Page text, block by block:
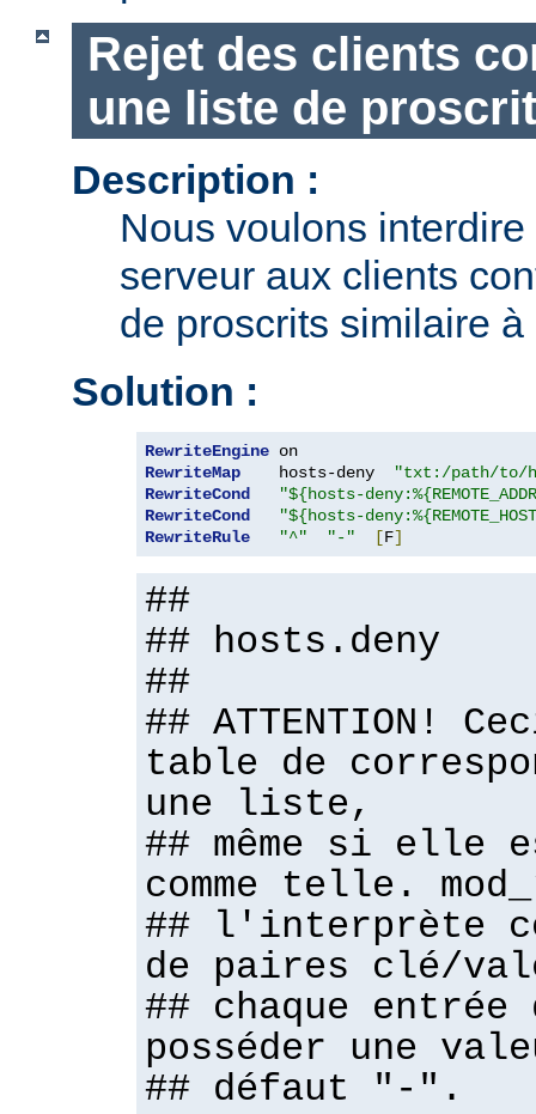
Rejet des clients
une liste de
Description :
Nous voulons
serveur aux clients
de proscrits similaire à
Solution :
RewriteEngine
RewriteMap
    hosts-deny
"txt:/path/to/
RewriteCond
"${hosts-
RewriteCond
"${hosts-
RewriteRule
"^" "-" [F]
##
## hosts.deny
##
## ATTENTION!
table de
une liste,
## même si elle
comme telle.
## l'interprète
de paires clé/
## chaque
posséder une
## défaut "-".